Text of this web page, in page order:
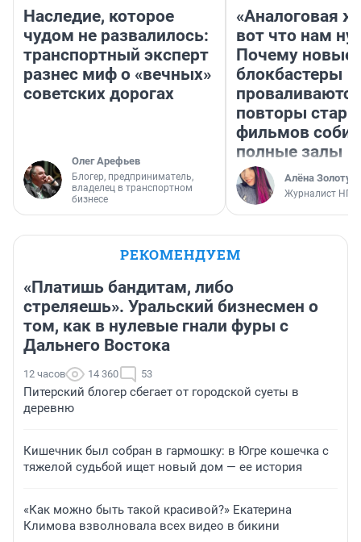
Наследие, которое
чудом не развалилось:
транспортный эксперт
разнес миф о «вечных»
советских дорогах
Олег Арефьев
Блогер, предприниматель,
владелец в транспортном
бизнесе
«Аналоговая
вот что нам
Почему новые
блокбастеры
повторы
фильмов
полные залы
Алёна
Журналист НГС
РЕКОМЕНДУЕМ
«Платишь бандитам, либо
стреляешь». Уральский бизнесмен о
том, как в нулевые гнали фуры с
Дальнего Востока
12 часов 14 360 53
Питерский блогер сбегает от городской суеты в
деревню
Кишечник был собран в гармошку: в Югре кошечка с
тяжелой судьбой ищет новый дом — ее история
«Как можно быть такой красивой?» Екатерина
Климова взволновала всех видео в бикини